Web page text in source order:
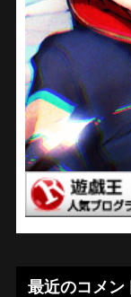
最近のコメン